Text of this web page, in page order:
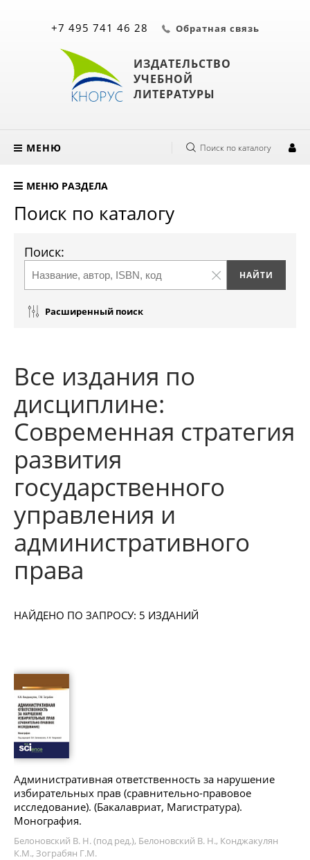
ИЗДАТЕЛЬСТВО
УЧЕБНОЙ
ЛИТЕРАТУРЫ
+7 495 741 46 28 Обратная связь
МЕНЮ Поиск по каталогу
МЕНЮ РАЗДЕЛА
Поиск по каталогу
Поиск:
Расширенный поиск
Все издания по
дисциплине:
Современная стратегия
развития
государственного
управления и
административного
права
НАЙДЕНО ПО ЗАПРОСУ: 5 ИЗДАНИЙ
Административная ответственность за нарушение
избирательных прав (сравнительно-правовое
исследование). (Бакалавриат, Магистратура).
Монография.
Белоновский В. Н. (под ред.), Белоновский В. Н., Конджакулян
К.М., Зограбян Г.М.